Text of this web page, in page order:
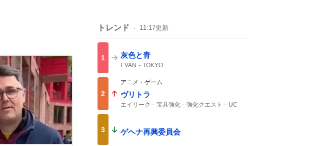
トレンド 11:17更新
1 灰色と青
EVAN TOKYO
2
アニメ・ゲーム
ヴリトラ
エイリーク 宝具強化 強化クエスト
UC
3 ゲヘナ再興委員会